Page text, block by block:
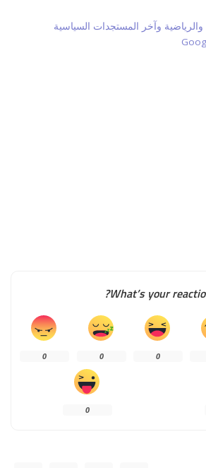
والرياضية وآخر المستجدات السياسية
What’s your
0
0
0
0